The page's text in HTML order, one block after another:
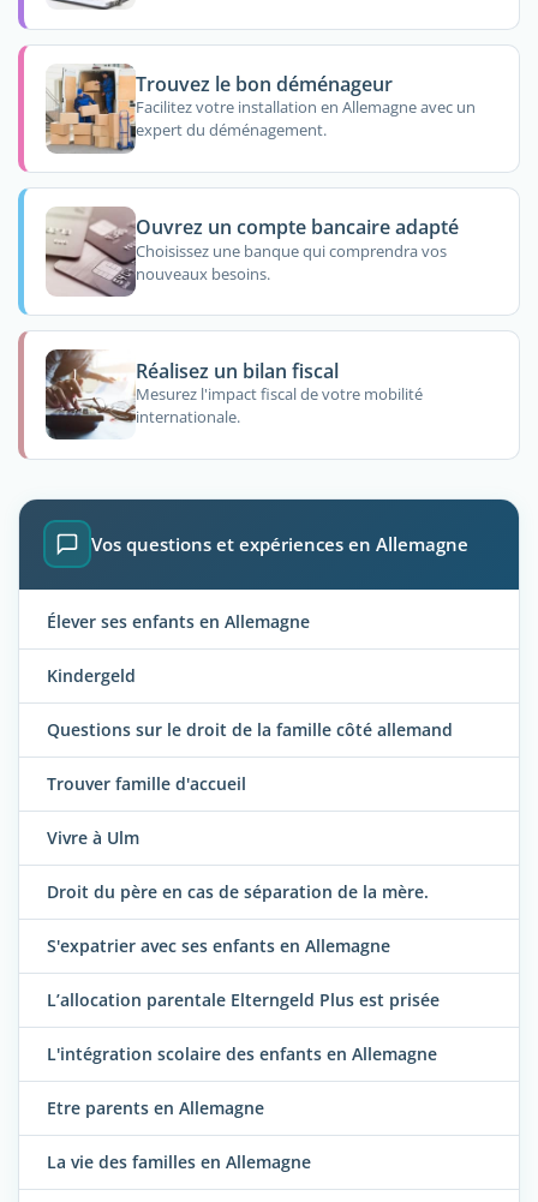
Trouvez le bon déménageur
Facilitez votre installation en Allemagne avec un
expert du déménagement.
Ouvrez un compte bancaire adapté
Choisissez une banque qui comprendra vos
nouveaux besoins.
Réalisez un bilan fiscal
Mesurez l'impact fiscal de votre mobilité
internationale.
Vos questions et expériences en Allemagne
Élever ses enfants en Allemagne
Kindergeld
Questions sur le droit de la famille côté allemand
Trouver famille d'accueil
Vivre à Ulm
Droit du père en cas de séparation de la mère.
S'expatrier avec ses enfants en Allemagne
L’allocation parentale Elterngeld Plus est prisée
L'intégration scolaire des enfants en Allemagne
Etre parents en Allemagne
La vie des familles en Allemagne